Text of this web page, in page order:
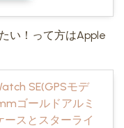
い！って方はApple
SE(GPSモデ
ゴールドアルミ
ースとスターライ